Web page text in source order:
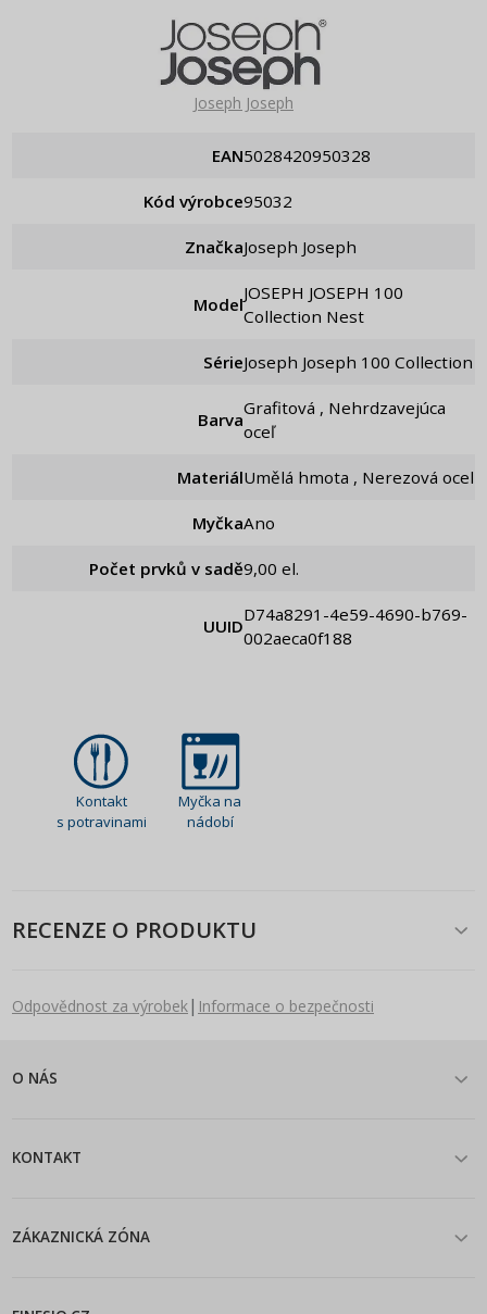
Joseph Joseph
EAN 5028420950328
Kód výrobce 95032
Značka Joseph Joseph
Model
JOSEPH JOSEPH 100
Collection Nest
Série Joseph Joseph 100 Collection
Barva
Grafitová , Nehrdzavejúca
oceľ
Materiál Umělá hmota , Nerezová ocel
Myčka Ano
Počet prvků v sadě 9,00 el.
UUID
d74a8291-4e59-4690-b769-
002aeca0f188
Kontakt
s potravinami
Myčka na
nádobí
RECENZE O PRODUKTU
Odpovědnost za výrobek| Informace o bezpečnosti
O NÁS
KONTAKT
ZÁKAZNICKÁ ZÓNA